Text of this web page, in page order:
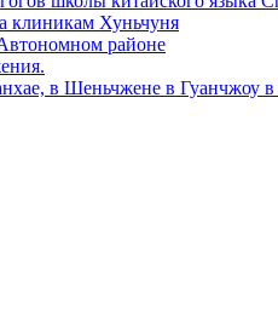
клиникам Хуньчуня
районе
в Шеньчжене в Гуанчжоу